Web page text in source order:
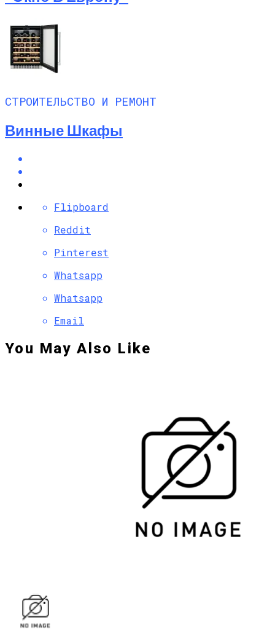
СТРОИТЕЛЬСТВО И РЕМОНТ
Винные Шкафы
Flipboard
Reddit
Pinterest
Whatsapp
Whatsapp
Email
You May Also Like